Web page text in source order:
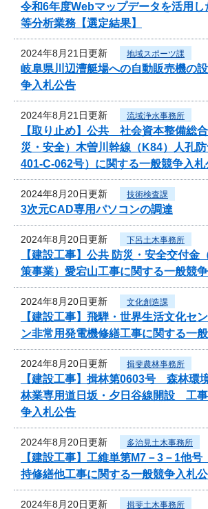
令和6年度Webマップデータを活用し
等分析業務【選定結果】
2024年8月21日更新 地域スポーツ課
岐阜県川辺漕艇場への自動販売機の
争入札公告
2024年8月21日更新 流域浄水事務所
【取り止め】公共 社会資本整備総
災・安全）木曽川幹線（K84）人孔
401-C-062号）に関する一般競争入札
2024年8月20日更新 技術検査課
3次元CAD専用パソコンの調達
2024年8月20日更新 下呂土木事務所
【建設工事】公共 防災・安全交付金
策事業）愛宕山工事に関する一般競
2024年8月20日更新 文化創造課
【建設工事】飛騨・世界生活文化セ
ン非常用発電機修繕工事に関する一
2024年8月20日更新 揖斐農林事務所
【建設工事】揖林第0603号 森林環
林業専用道日坂・夕日谷線開設 工
争入札公告
2024年8月20日更新 多治見土木事務所
【建設工事】工維単第M7－3－1他
持修繕他工事に関する一般競争入札
2024年8月20日更新 揖斐土木事務所